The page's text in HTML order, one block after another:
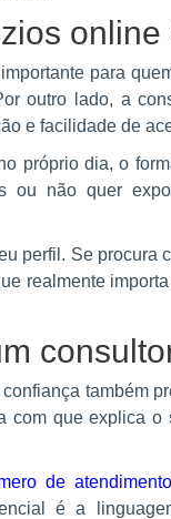
para
outro lado, a
e facilidade de
próprio dia, o
ou não quer
perfil. Se
realmente
também
com que explica
de
é a